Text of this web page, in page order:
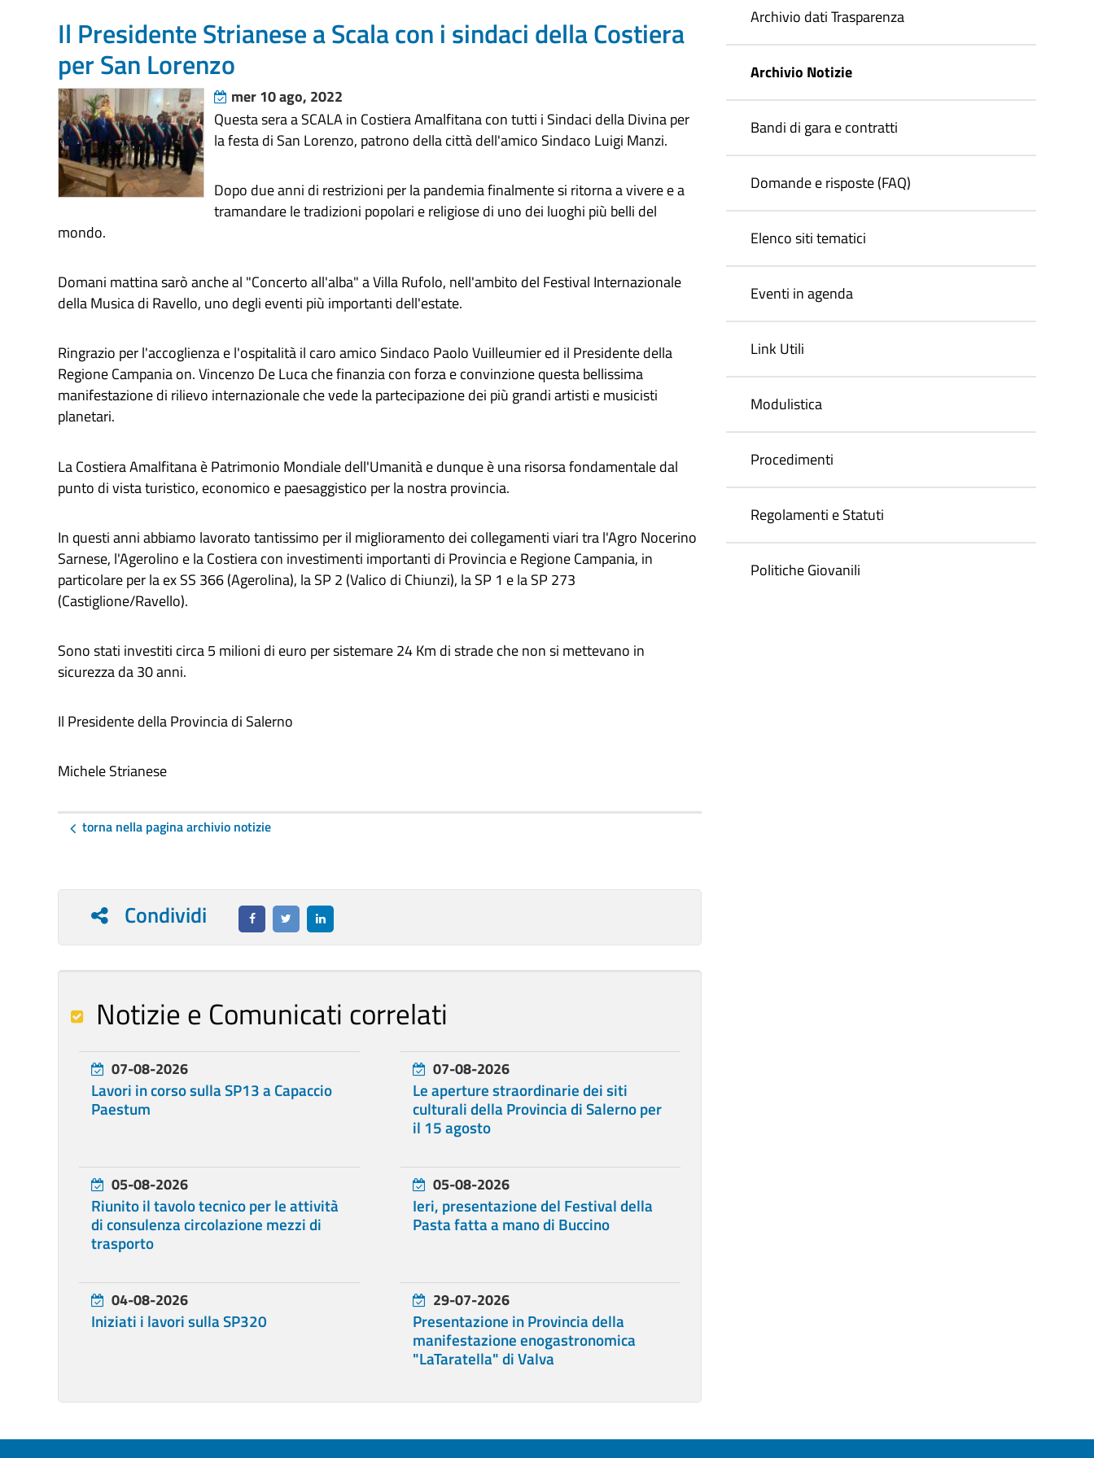
Il Presidente Strianese a Scala con i sindaci della Costiera
per San Lorenzo
mer 10 ago, 2022
Questa sera a SCALA in Costiera Amalfitana con tutti i Sindaci della Divina per
la festa di San Lorenzo, patrono della città dell'amico Sindaco Luigi Manzi.
Dopo due anni di restrizioni per la pandemia finalmente si ritorna a vivere e a
tramandare le tradizioni popolari e religiose di uno dei luoghi più belli del
mondo.
Domani mattina sarò anche al "Concerto all'alba" a Villa Rufolo, nell'ambito del Festival Internazionale
della Musica di Ravello, uno degli eventi più importanti dell'estate.
Ringrazio per l'accoglienza e l'ospitalità il caro amico Sindaco Paolo Vuilleumier ed il Presidente della
Regione Campania on. Vincenzo De Luca che finanzia con forza e convinzione questa bellissima
manifestazione di rilievo internazionale che vede la partecipazione dei più grandi artisti e musicisti
planetari.
La Costiera Amalfitana è Patrimonio Mondiale dell'Umanità e dunque è una risorsa fondamentale dal
punto di vista turistico, economico e paesaggistico per la nostra provincia.
In questi anni abbiamo lavorato tantissimo per il miglioramento dei collegamenti viari tra l'Agro Nocerino
Sarnese, l'Agerolino e la Costiera con investimenti importanti di Provincia e Regione Campania, in
particolare per la ex SS 366 (Agerolina), la SP 2 (Valico di Chiunzi), la SP 1 e la SP 273
(Castiglione/Ravello).
Sono stati investiti circa 5 milioni di euro per sistemare 24 Km di strade che non si mettevano in
sicurezza da 30 anni.
Il Presidente della Provincia di Salerno
Michele Strianese
torna nella pagina archivio notizie
Condividi
Notizie e Comunicati correlati
07-08-2026
Lavori in corso sulla SP13 a Capaccio
Paestum
07-08-2026
Le aperture straordinarie dei siti
culturali della Provincia di Salerno per
il 15 agosto
05-08-2026
Riunito il tavolo tecnico per le attività
di consulenza circolazione mezzi di
trasporto
05-08-2026
Ieri, presentazione del Festival della
Pasta fatta a mano di Buccino
04-08-2026
Iniziati i lavori sulla SP320
29-07-2026
Presentazione in Provincia della
manifestazione enogastronomica
"LaTaratella" di Valva
Archivio dati Trasparenza
Archivio Notizie
Bandi di gara e contratti
Domande e risposte (FAQ)
Elenco siti tematici
Eventi in agenda
Link Utili
Modulistica
Procedimenti
Regolamenti e Statuti
Politiche Giovanili